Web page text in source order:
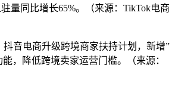
量同比增长65%。（来源：TikTok电商
抖音电商升级跨境商家扶持计划，新增”
，降低跨境卖家运营门槛。（来源：